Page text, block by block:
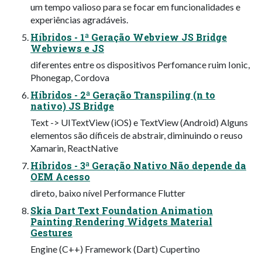
um tempo valioso para se focar em funcionalidades e
experiências agradáveis.
Híbridos - 1ª Geração Webview JS Bridge
Webviews e JS
diferentes entre os dispositivos Perfomance ruim Ionic,
Phonegap, Cordova
Híbridos - 2ª Geração Transpiling (n to
nativo) JS Bridge
Text -> UITextView (iOS) e TextView (Android) Alguns
elementos são díficeis de abstrair, diminuindo o reuso
Xamarin, ReactNative
Híbridos - 3ª Geração Nativo Não depende da
OEM Acesso
direto, baixo nível Performance Flutter
Skia Dart Text Foundation Animation
Painting Rendering Widgets Material
Gestures
Engine (C++) Framework (Dart) Cupertino